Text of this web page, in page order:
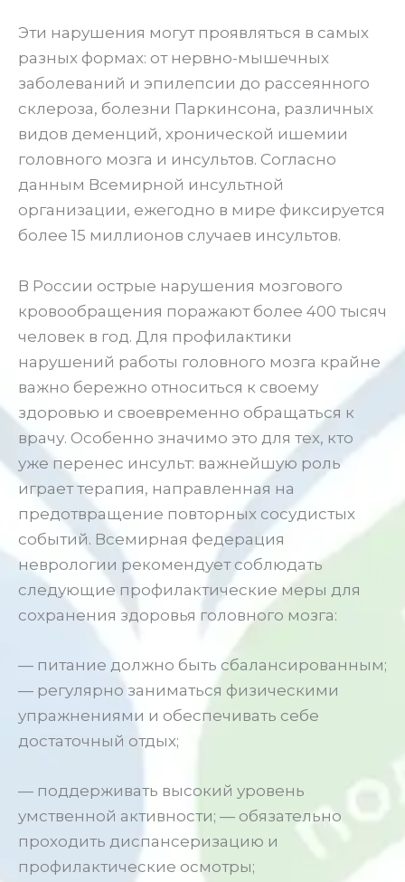
Эти нарушения могут проявляться в самых
разных формах: от нервно-мышечных
заболеваний и эпилепсии до рассеянного
склероза, болезни Паркинсона, различных
видов деменций, хронической ишемии
головного мозга и инсультов. Согласно
данным Всемирной инсультной
организации, ежегодно в мире фиксируется
более 15 миллионов случаев инсультов.
В России острые нарушения мозгового
кровообращения поражают более 400 тысяч
человек в год. Для профилактики
нарушений работы головного мозга крайне
важно бережно относиться к своему
здоровью и своевременно обращаться к
врачу. Особенно значимо это для тех, кто
уже перенес инсульт: важнейшую роль
играет терапия, направленная на
предотвращение повторных сосудистых
событий. Всемирная федерация
неврологии рекомендует соблюдать
следующие профилактические меры для
сохранения здоровья головного мозга:
— питание должно быть сбалансированным;
— регулярно заниматься физическими
упражнениями и обеспечивать себе
достаточный отдых;
— поддерживать высокий уровень
умственной активности; — обязательно
проходить диспансеризацию и
профилактические осмотры;